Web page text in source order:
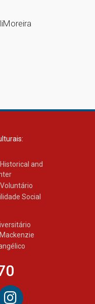
and
Social